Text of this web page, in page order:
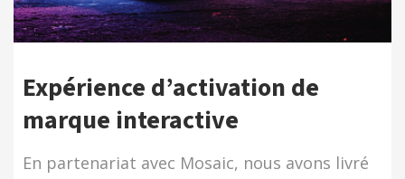
Expérience d’activation de
marque interactive
En partenariat avec Mosaic, nous avons livré